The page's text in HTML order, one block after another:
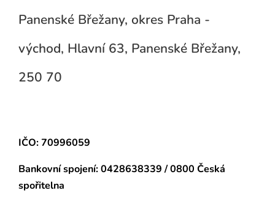
Panenské Břežany, okres Praha -
východ, Hlavní 63, Panenské Břežany,
250 70
IČO: 70996059
Bankovní spojení:0428638339 / 0800 Česká
spořitelna